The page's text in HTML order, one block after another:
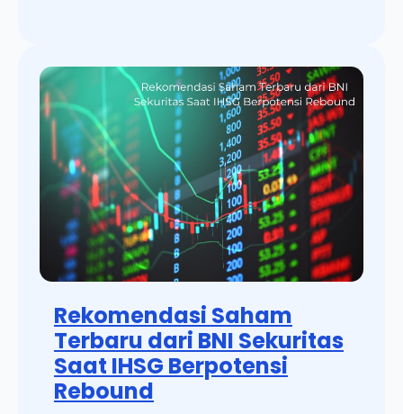
Rekomendasi Saham
Terbaru dari BNI Sekuritas
Saat IHSG Berpotensi
Rebound